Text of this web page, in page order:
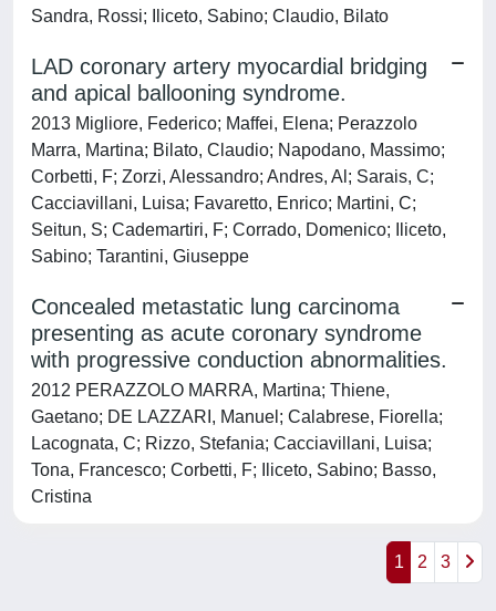
Sandra, Rossi; Iliceto, Sabino; Claudio, Bilato
LAD coronary artery myocardial bridging
and apical ballooning syndrome.
2013 Migliore, Federico; Maffei, Elena; Perazzolo
Marra, Martina; Bilato, Claudio; Napodano, Massimo;
Corbetti, F; Zorzi, Alessandro; Andres, Al; Sarais, C;
Cacciavillani, Luisa; Favaretto, Enrico; Martini, C;
Seitun, S; Cademartiri, F; Corrado, Domenico; Iliceto,
Sabino; Tarantini, Giuseppe
Concealed metastatic lung carcinoma
presenting as acute coronary syndrome
with progressive conduction abnormalities.
2012 PERAZZOLO MARRA, Martina; Thiene,
Gaetano; DE LAZZARI, Manuel; Calabrese, Fiorella;
Lacognata, C; Rizzo, Stefania; Cacciavillani, Luisa;
Tona, Francesco; Corbetti, F; Iliceto, Sabino; Basso,
Cristina
1 2 3